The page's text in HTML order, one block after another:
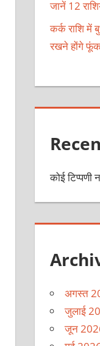
जानें 12
कर्क राशि में
रखने होंगे
कोई टिप्पणी
अगस्त
जुलाई
जून